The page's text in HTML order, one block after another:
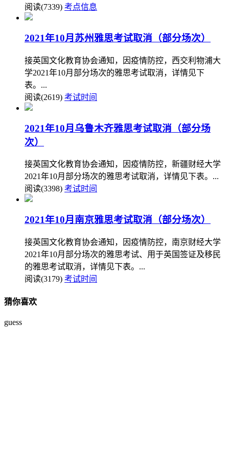
阅读(7339) 考点信息
2021年10月苏州雅思考试取消（部分场次）
接英国文化教育协会通知，因疫情防控，西交利物浦大
学2021年10月部分场次的雅思考试取消，详情见下
表。...
阅读(2619) 考试时间
2021年10月乌鲁木齐雅思考试取消（部分场
次）
接英国文化教育协会通知，因疫情防控，新疆财经大学
2021年10月部分场次的雅思考试取消，详情见下表。...
阅读(3398) 考试时间
2021年10月南京雅思考试取消（部分场次）
接英国文化教育协会通知，因疫情防控，南京财经大学
2021年10月部分场次的雅思考试、用于英国签证及移民
的雅思考试取消，详情见下表。...
阅读(3179) 考试时间
猜你喜欢
guess